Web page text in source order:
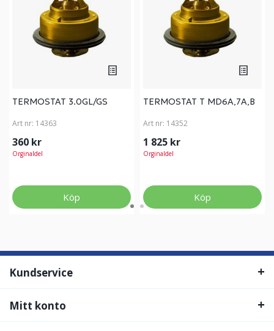
TERMOSTAT 3.0GL/GS
Art nr: 14363
360 kr
Orginaldel
Köp
TERMOSTAT T MD6A,7A,B
Art nr: 14352
1 825 kr
Orginaldel
Köp
Kundservice
Mitt konto